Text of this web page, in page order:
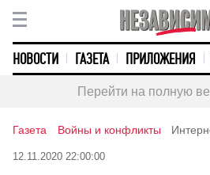
НОВОСТИ ГАЗЕТА ПРИЛОЖЕНИЯ
Перейти на полную
Газета Войны и конфликты
12.11.2020 22:00:00